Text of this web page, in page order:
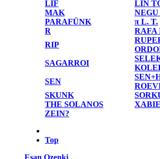
LIF
LIN
MAK
PARAFÜNK
π L. T.
R
RAFA
RIP
SAGARROI
SEN
SKUNK
THE SOLANOS
ZEIN?
Top
Esan Ozenki